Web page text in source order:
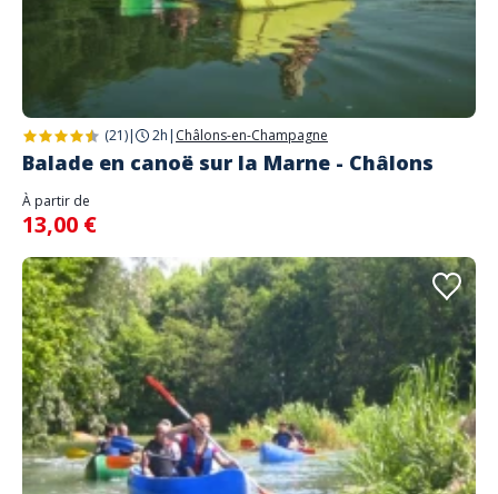
(21)| 2h | Châlons-en-Champagne
Balade en canoë sur la Marne - Châlons
À partir de
13,00 €